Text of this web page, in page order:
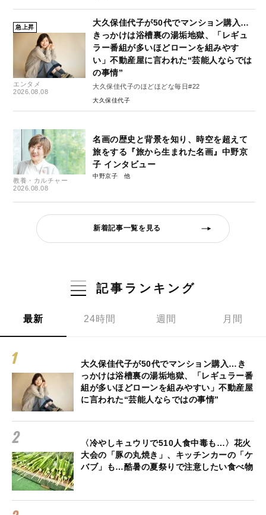
急上昇
エンタメ
2026.08.08
大久保佳代子が50代でマンション購入…
きっかけは浴槽裏の湯垢地獄、「レギュ
ラー番組が多いほどローンを組みやす
い」不動産屋に言われた“芸能人ならでは
の事情”
大久保佳代子のほどほどな毎日#22
大久保佳代子
教養・カルチャー
2026.08.08
名画の歴史と背景を知り、時空を超えて
旅をする『旅から生まれた名画』中野京
子 インタビュー
中野京子
新着記事一覧を見る
記事ランキング
最新 24時間 週間 月間
大久保佳代子が50代でマンション購入…き
っかけは浴槽裏の湯垢地獄、「レギュラー番
組が多いほどローンを組みやすい」不動産屋
に言われた“芸能人ならではの事情”
〈冷やしキュウリで510人食中毒も…〉花火
大会の「豚の丸焼き」、キッチンカーの「ケ
バブ」も…酷暑の夏祭りで注意したい食べ物